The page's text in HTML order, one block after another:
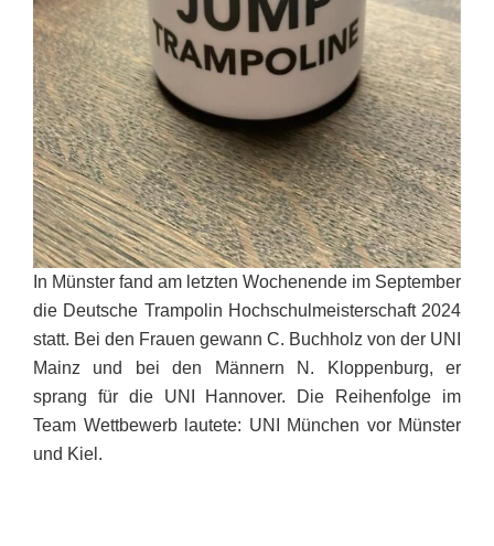
In Münster fand am letzten Wochenende im September
die Deutsche Trampolin Hochschulmeisterschaft 2024
statt. Bei den Frauen gewann C. Buchholz von der UNI
Mainz und bei den Männern N. Kloppenburg, er
sprang für die UNI Hannover. Die Reihenfolge im
Team Wettbewerb lautete: UNI München vor Münster
und Kiel.